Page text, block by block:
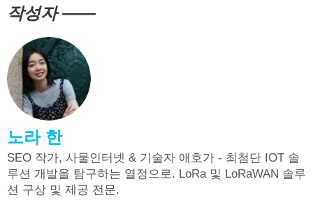
작성자 ——
노라 한
SEO 작가, 사물인터넷 & 기술자 애호가 - 최첨단 IOT 솔
루션 개발을 탐구하는 열정으로. LoRa 및 LoRaWAN 솔루
션 구상 및 제공 전문.